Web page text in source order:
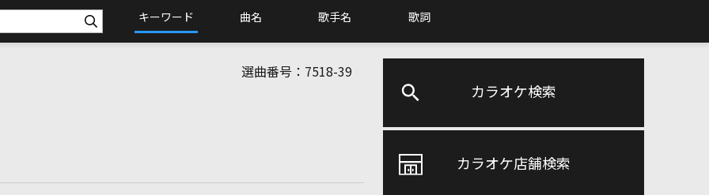
キーワード 曲名 歌手名 歌詞
カラオケ検索
カラオケ店舗検索
選曲番号： 7518-39